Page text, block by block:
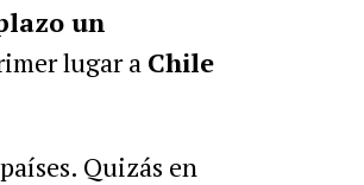
un
lugar a Chile
Quizás en